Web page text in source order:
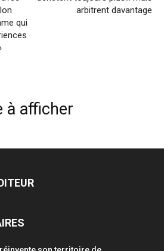
qui
arbitrent davantage
à afficher